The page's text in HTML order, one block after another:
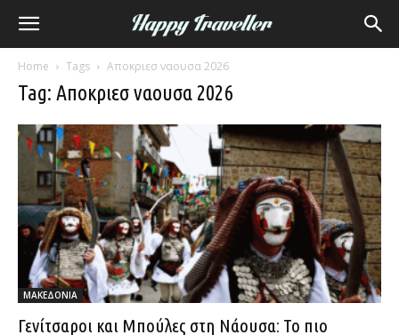
Home Tags Αποκριεσ ναουσα 2026
Tag: Αποκριεσ ναουσα 2026
ΜΑΚΕΔΟΝΙΑ
Γενίτσαροι και Μπούλες στη Νάουσα: Το πιο